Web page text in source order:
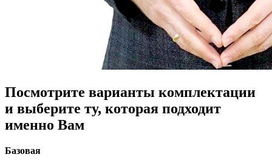
Посмотрите варианты комплектации
и выберите ту, которая подходит
именно Вам
Базовая